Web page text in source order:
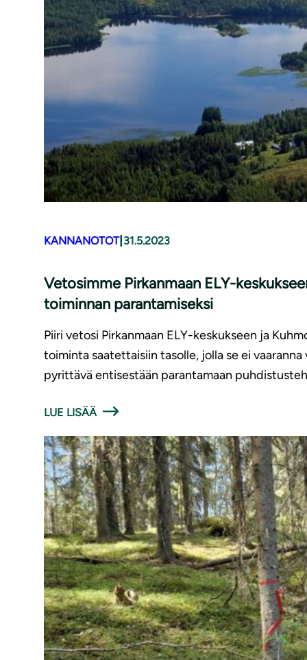
KANNANOTOT| 31.5.2023
Vetosimme Pirkanmaan ELY-
toiminnan parantamiseksi
Piiri vetosi Pirkanmaan ELY-keskukseen ja
toiminta saatettaisiin tasolle, jolla se ei
pyrittävä entisestään parantamaan
LUE LISÄÄ